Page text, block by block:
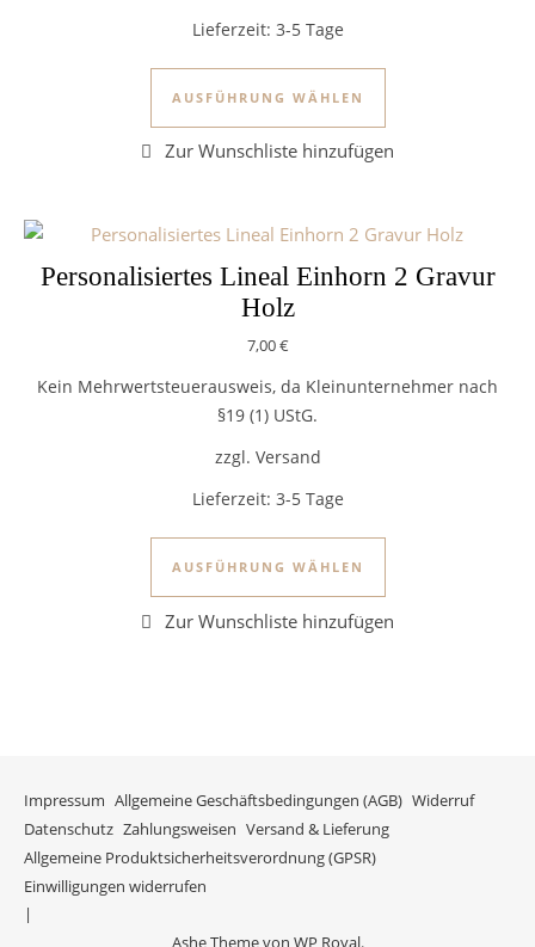
Lieferzeit: 3-5 Tage
AUSFÜHRUNG WÄHLEN
Dieses Produkt
Personalisiertes Lineal Einhorn 2 Gravur
Holz
7,00€
Kein Mehrwertsteuerausweis, da Kleinunternehmer nach
§19 (1) UStG.
zzgl. Versand
Lieferzeit: 3-5 Tage
AUSFÜHRUNG WÄHLEN
Dieses Produkt
Impressum Allgemeine Geschäftsbedingungen (AGB) Widerruf
Datenschutz Zahlungsweisen Versand & Lieferung
Allgemeine Produktsicherheitsverordnung (GPSR)
Einwilligungen widerrufen
Ashe Theme von WP Royal.